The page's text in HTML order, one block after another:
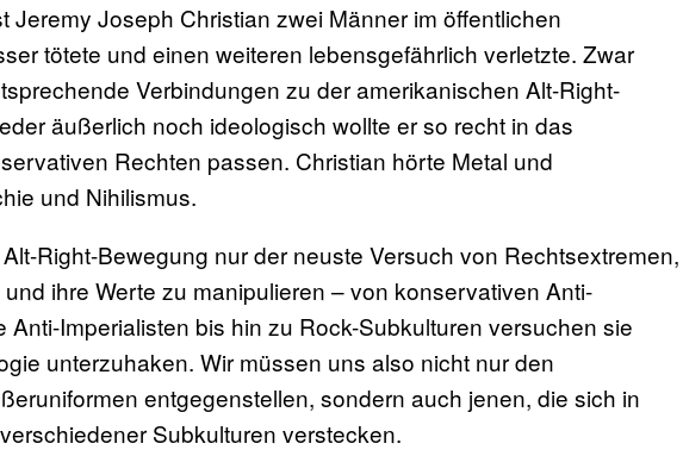
Jeremy Joseph Christian zwei Männer im öffentlichen
tötete und einen weiteren lebensgefährlich verletzte. Zwar
Verbindungen zu der amerikanischen Alt-Right-
äußerlich noch ideologisch wollte er so recht in das
Rechten passen. Christian hörte Metal und
und Nihilismus.
Right-Bewegung nur der neuste Versuch von Rechtsextremen,
ihre Werte zu manipulieren – von konservativen Anti-
Anti-Imperialisten bis hin zu Rock-Subkulturen versuchen sie
unterzuhaken. Wir müssen uns also nicht nur den
entgegenstellen, sondern auch jenen, die sich in
Subkulturen verstecken.